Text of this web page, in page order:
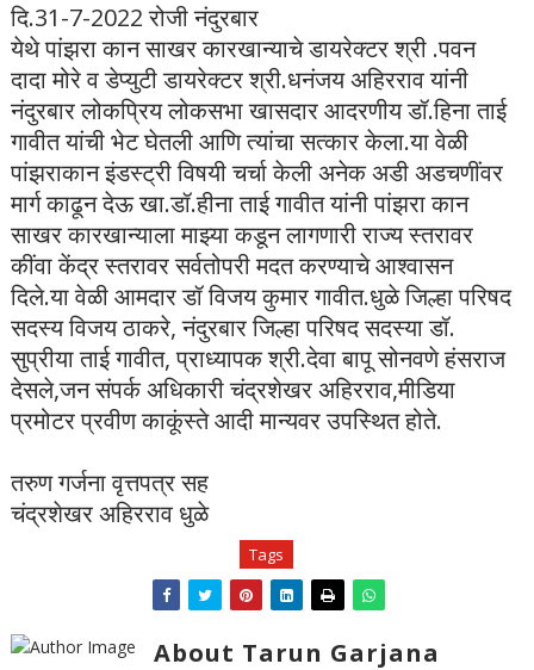
दि.31-7-2022 रोजी नंदुरबार
येथे पांझरा कान साखर कारखान्याचे डायरेक्टर श्री .पवन
दादा मोरे व डेप्युटी डायरेक्टर श्री.धनंजय अहिरराव यांनी
नंदुरबार लोकप्रिय लोकसभा खासदार आदरणीय डॉ.हिना ताई
गावीत यांची भेट घेतली आणि त्यांचा सत्कार केला.या वेळी
पांझराकान इंडस्ट्री विषयी चर्चा केली अनेक अडी अडचणींवर
मार्ग काढून देऊ खा.डॉ.हीना ताई गावीत यांनी पांझरा कान
साखर कारखान्याला माझ्या कडून लागणारी राज्य स्तरावर
कींवा केंद्र स्तरावर सर्वतोपरी मदत करण्याचे आश्वासन
दिले.या वेळी आमदार डॉ विजय कुमार गावीत.धुळे जिल्हा परिषद
सदस्य विजय ठाकरे, नंदुरबार जिल्हा परिषद सदस्या डॉ.
सुप्रीया ताई गावीत, प्राध्यापक श्री.देवा बापू सोनवणे हंसराज
देसले,जन संपर्क अधिकारी चंद्रशेखर अहिरराव,मीडिया
प्रमोटर प्रवीण काकूंस्ते आदी मान्यवर उपस्थित होते.
तरुण गर्जना वृत्तपत्र सह
चंद्रशेखर अहिरराव धुळे
Tags
About Tarun Garjana